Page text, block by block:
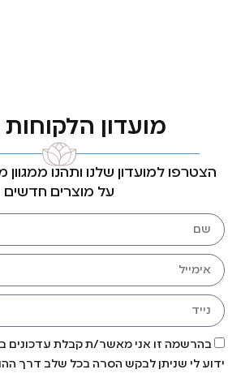
מועדון הלקוחות
הצטרפו למועדון שלנו ותהנו ממגוון
על מוצרים חדשים
בהרשמה זו אני מאשר/ת קבלת עדכונים
ידוע לי שניתן לבקש הסרה בכל שלב דרך